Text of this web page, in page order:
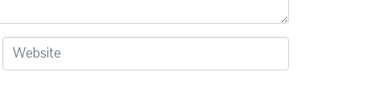
W
e